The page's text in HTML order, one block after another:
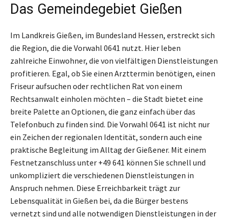
Das Gemeindegebiet Gießen
Im Landkreis Gießen, im Bundesland Hessen, erstreckt sich
die Region, die die Vorwahl 0641 nutzt. Hier leben
zahlreiche Einwohner, die von vielfältigen Dienstleistungen
profitieren. Egal, ob Sie einen Arzttermin benötigen, einen
Friseur aufsuchen oder rechtlichen Rat von einem
Rechtsanwalt einholen möchten – die Stadt bietet eine
breite Palette an Optionen, die ganz einfach über das
Telefonbuch zu finden sind. Die Vorwahl 0641 ist nicht nur
ein Zeichen der regionalen Identität, sondern auch eine
praktische Begleitung im Alltag der Gießener. Mit einem
Festnetzanschluss unter +49 641 können Sie schnell und
unkompliziert die verschiedenen Dienstleistungen in
Anspruch nehmen. Diese Erreichbarkeit trägt zur
Lebensqualität in Gießen bei, da die Bürger bestens
vernetzt sind und alle notwendigen Dienstleistungen in der